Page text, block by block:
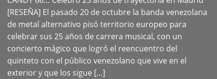
[RESEÑA] El pasado 20 de octubre la banda venezolana
de metal alternativo pisó territorio europeo para
celebrar sus 25 años de carrera musical, con un
concierto mágico que logró el reencuentro del
quinteto con el público venezolano que vive en el
exterior y que los sigue […]
+